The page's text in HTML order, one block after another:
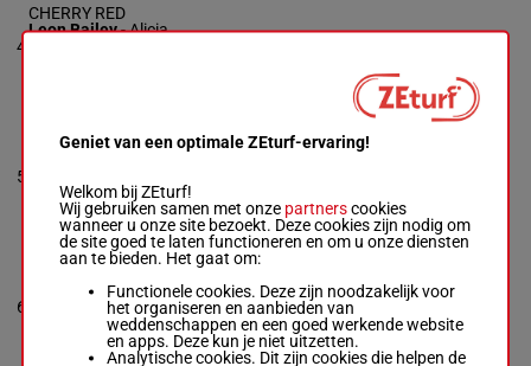
4
CHERRY RED
Leon Bailey-Alicia
0a 4a 0a 0a
5
UNCLE ANDY
Box: 5 - R/9 - 1600m
2a 0a 0a 3a 0a
6
Jim Devaux-Kari
R/10 - 1600m
0a 3a (24) 0a 0a 3a
R/101600m0a 3a (24)
0a 0a 3a
Geniet van een optimale ZEturf-ervaring!
Welkom bij ZEturf!
Wij gebruiken samen met onze partnerscookies
wanneer u onze site bezoekt. Deze cookies zijn nodig om
de site goed te laten functioneren en om u onze diensten
aan te bieden. Het gaat om:
Functionele cookies. Deze zijn noodzakelijk voor
het organiseren en aanbieden van
weddenschappen en een goed werkende website
en apps. Deze kun je niet uitzetten.
Analytische cookies. Dit zijn cookies die helpen de